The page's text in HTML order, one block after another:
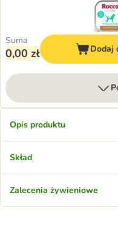
Suma
0,00 zł Dodaj
Opis produktu
Skład
Zalecenia żywieniowe